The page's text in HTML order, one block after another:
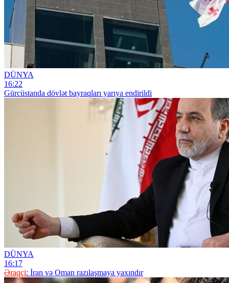
DÜNYA
16:22
Gürcüstanda dövlət bayraqları yarıya endirildi
DÜNYA
16:17
Əraqçi: İran və Oman razılaşmaya yaxındır